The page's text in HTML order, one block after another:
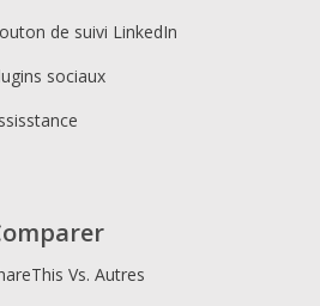
de suivi LinkedIn
sociaux
Vs. Autres